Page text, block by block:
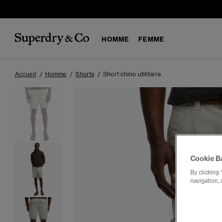
HOMME FEMME
Accueil Homme Shorts Short chino utilitaire
Cookie
By clicking
navigation,